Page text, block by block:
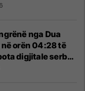
nga Dua
orën 04:28 të
digjitale serbe